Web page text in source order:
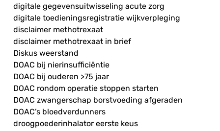
digitale gegevensuitwisseling acute zorg
digitale toedieningsregistratie wijkverpleging
disclaimer methotrexaat
disclaimer methotrexaat in brief
Diskus weerstand
DOAC bij nierinsufficiëntie
DOAC bij ouderen >75 jaar
DOAC rondom operatie stoppen starten
DOAC zwangerschap borstvoeding afgeraden
DOAC’s bloedverdunners
droogpoederinhalator eerste keus